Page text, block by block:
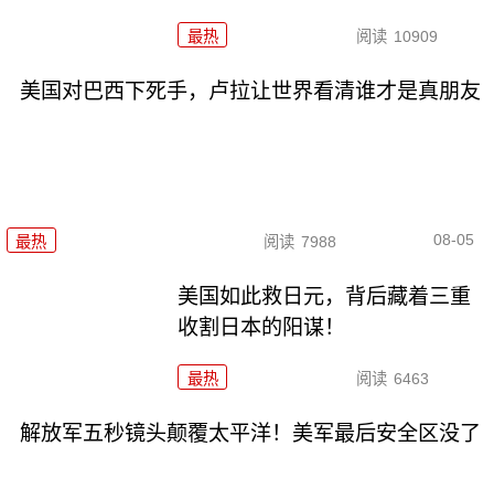
最热 阅读 10909
美国对巴西下死手，卢拉让世界看清谁才是真朋友
最热 阅读 7988 08-05
美国如此救日元，背后藏着三重
收割日本的阳谋！
最热 阅读 6463
解放军五秒镜头颠覆太平洋！美军最后安全区没了